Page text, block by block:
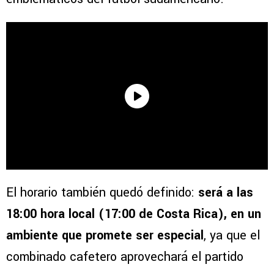
El horario también quedó definido: será a las
18:00 hora local (17:00 de Costa Rica), en un
ambiente que promete ser especial, ya que el
combinado cafetero aprovechará el partido